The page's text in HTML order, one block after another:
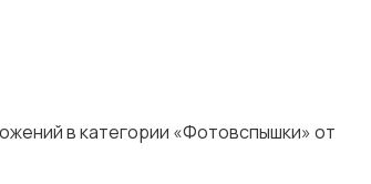
в категории «Фотовспышки» от